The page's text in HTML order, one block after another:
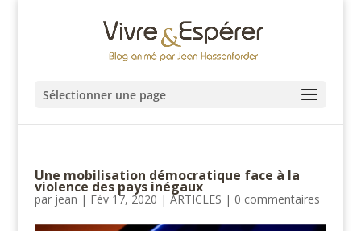
Sélectionner une page
Une mobilisation démocratique face à la
violence des pays inégaux
par jean | Fév 17, 2020 | ARTICLES | 0 commentaires